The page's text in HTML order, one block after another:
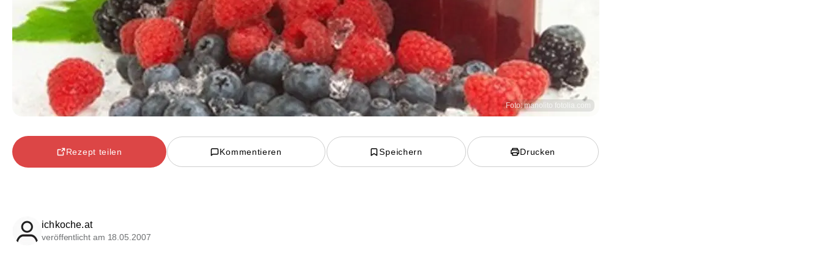
Foto: manolito fotolia.com
Rezept teilen Kommentieren Speichern Drucken
ichkoche.at
veröffentlicht am 18.05.2007